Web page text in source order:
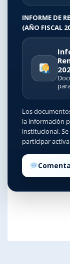
INFORME DE
(AÑO FISCAL
Los
la información
institucional.
participar